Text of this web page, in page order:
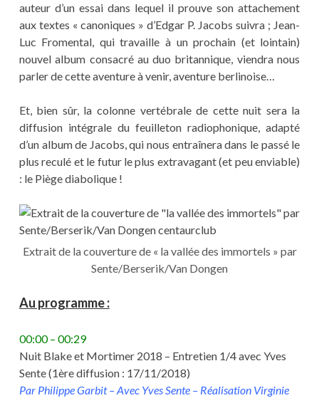
auteur d’un essai dans lequel il prouve son attachement
aux textes « canoniques » d’Edgar P. Jacobs suivra ; Jean-
Luc Fromental, qui travaille à un prochain (et lointain)
nouvel album consacré au duo britannique, viendra nous
parler de cette aventure à venir, aventure berlinoise…
Et, bien sûr, la colonne vertébrale de cette nuit sera la
diffusion intégrale du feuilleton radiophonique, adapté
d’un album de Jacobs, qui nous entraînera dans le passé le
plus reculé et le futur le plus extravagant (et peu enviable)
: le Piège diabolique !
Extrait de la couverture de « la vallée des immortels » par
Sente/Berserik/Van Dongen
Au programme :
00:00 – 00:29
Nuit Blake et Mortimer 2018 – Entretien 1/4 avec Yves
Sente (1ère diffusion : 17/11/2018)
Par Philippe Garbit – Avec Yves Sente – Réalisation Virginie